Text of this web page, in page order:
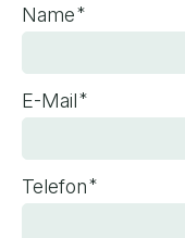
Name*
E-Mail*
Telefon*